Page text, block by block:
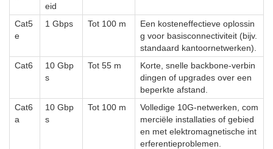
eid
Cat5
e
1 Gbps Tot 100 m
Een kosteneffectieve oplossin
g voor basisconnectiviteit (bijv.
standaard kantoornetwerken).
Cat6
10 Gbp
s
Tot 55 m
Korte, snelle backbone-verbin
dingen of upgrades over een
beperkte afstand.
Cat6
a
10 Gbp
s
Tot 100 m
Volledige 10G-netwerken, com
merciële installaties of gebied
en met elektromagnetische int
erferentieproblemen.